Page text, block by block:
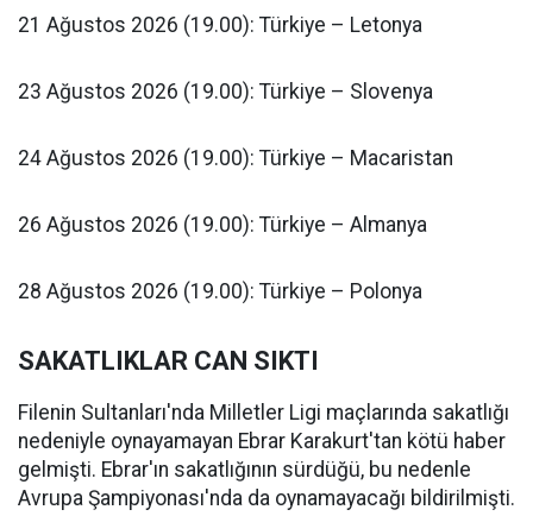
21 Ağustos 2026 (19.00): Türkiye – Letonya
23 Ağustos 2026 (19.00): Türkiye – Slovenya
24 Ağustos 2026 (19.00): Türkiye – Macaristan
26 Ağustos 2026 (19.00): Türkiye – Almanya
28 Ağustos 2026 (19.00): Türkiye – Polonya
SAKATLIKLAR CAN SIKTI
Filenin Sultanları'nda Milletler Ligi maçlarında sakatlığı
nedeniyle oynayamayan Ebrar Karakurt'tan kötü haber
gelmişti. Ebrar'ın sakatlığının sürdüğü, bu nedenle
Avrupa Şampiyonası'nda da oynamayacağı bildirilmişti.